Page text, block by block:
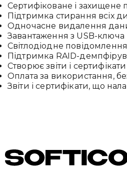
Сертифіковане і захищене
Підтримка стирання всіх
Одночасне видалення
Завантаження з USB-ключа
Світлодіодне
Підтримка RAID-
Створює звіти і
Оплата за використання,
Звіти і сертифікати, що
Надіслати